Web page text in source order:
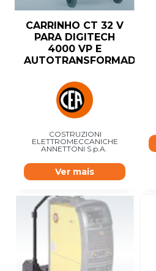
CARRINHO CT 32 V
PARA DIGITECH
4000 VP E
AUTOTRANSFORMADOR
COSTRUZIONI
ELETTROMECCANICHE
ANNETTONI S.p.A.
Ver mais